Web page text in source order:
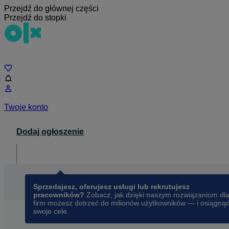
Przejdź do głównej części
Przejdź do stopki
Twoje konto
Dodaj ogłoszenie
Sprzedajesz, oferujesz usługi lub rekrutujesz
pracowników? Zobacz, jak dzięki naszym rozwiązaniom dla
firm możesz dotrzeć do milionów użytkowników — i osiągnąć
swoje cele.